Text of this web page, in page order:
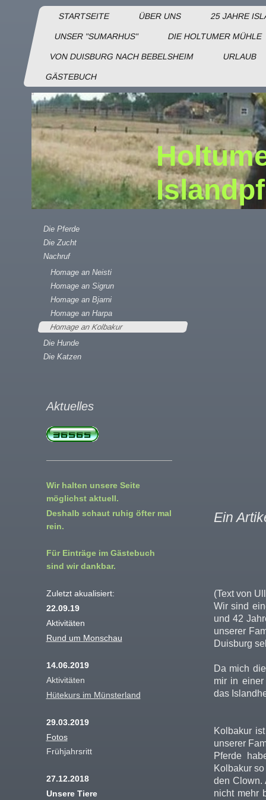
STARTSEITE ÜBER UNS 25 JAHRE
UNSER "SUMARHUS" DIE HOLTUMER MÜHLE
VON DUISBURG NACH BEBELSHEIM URLAUB
GÄSTEBUCH
Ein
(Text von
Wir sind
und 42
unserer
Duisburg
Da mich
mir in
das
Kolbakur
unserer
Pferde
Kolbakur
den Clown.
nicht mehr
Die Pferde
Die Zucht
Nachruf
Homage an Neisti
Homage an Sigrun
Homage an Bjarni
Homage an Harpa
Homage an Kolbakur
Die Hunde
Die Katzen
Aktuelles
Wir halten unsere Seite
möglichst aktuell.
Deshalb schaut ruhig öfter mal
rein.
Für Einträge im Gästebuch
sind wir dankbar.
Zuletzt akualisiert:
22.09.19
Aktivitäten
Rund um Monschau
14.06.2019
Aktivitäten
Hütekurs im Münsterland
29.03.2019
Fotos
Frühjahrsritt
27.12.2018
Unsere Tiere